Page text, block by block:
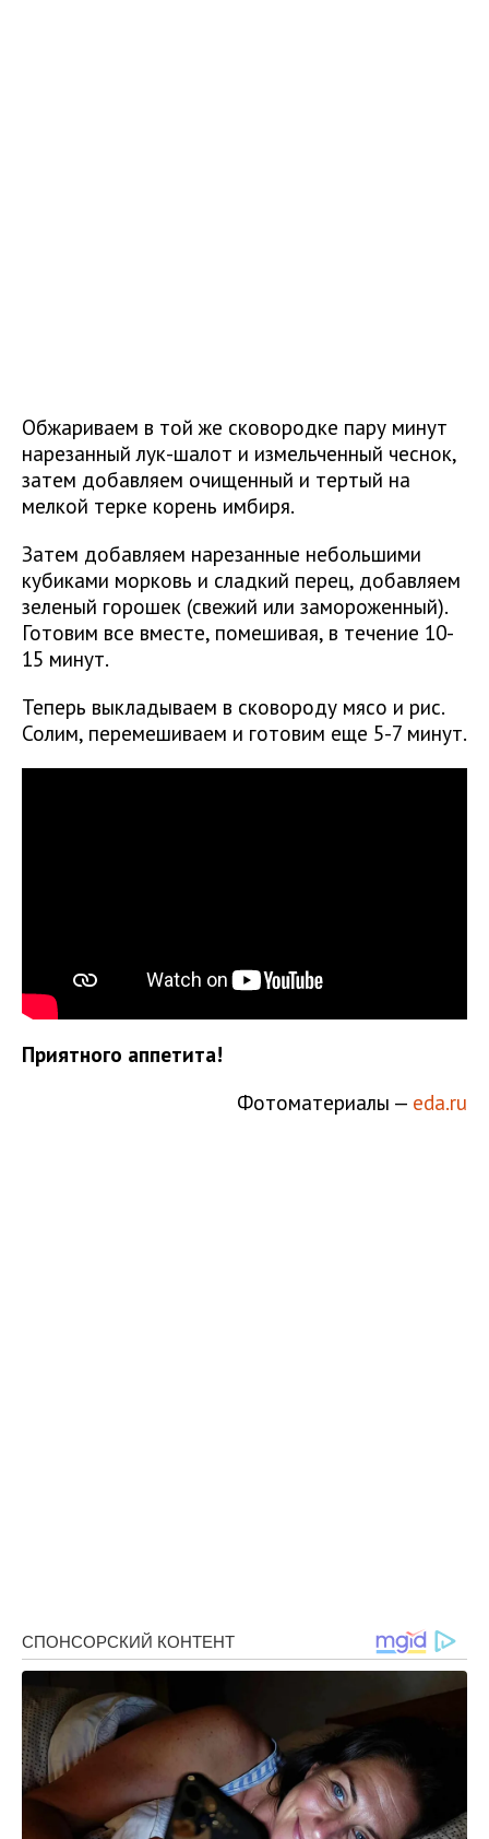
Обжариваем в той же сковородке пару минут
нарезанный лук-шалот и измельченный чеснок,
затем добавляем очищенный и тертый на
мелкой терке корень имбиря.
Затем добавляем нарезанные небольшими
кубиками морковь и сладкий перец, добавляем
зеленый горошек (свежий или замороженный).
Готовим все вместе, помешивая, в течение 10-
15 минут.
Теперь выкладываем в сковороду мясо и рис.
Солим, перемешиваем и готовим еще 5-7 минут.
Приятного аппетита!
Фотоматериалы — eda.ru